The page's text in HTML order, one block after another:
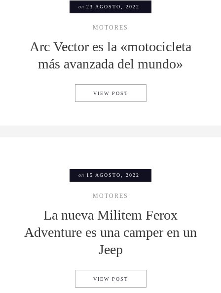
on 23 AGOSTO, 2022
MOTORES
Arc Vector es la «motocicleta
más avanzada del mundo»
VIEW POST
on 15 AGOSTO, 2022
MOTORES
La nueva Militem Ferox
Adventure es una camper en un
Jeep
VIEW POST